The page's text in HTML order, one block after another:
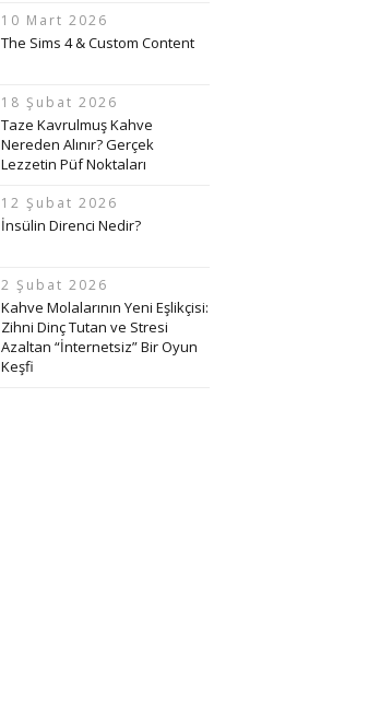
10 Mart 2026
The Sims 4 & Custom Content
18 Şubat 2026
Taze Kavrulmuş Kahve
Nereden Alınır? Gerçek
Lezzetin Püf Noktaları
12 Şubat 2026
İnsülin Direnci Nedir?
2 Şubat 2026
Kahve Molalarının Yeni Eşlikçisi:
Zihni Dinç Tutan ve Stresi
Azaltan “İnternetsiz” Bir Oyun
Keşfi